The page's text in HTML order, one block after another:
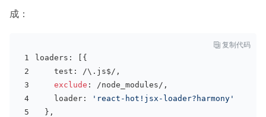
成：
 复制代码
loaders: [{
    test:
/\.js$/ ,
exclude : /node_modules/ ,
    loader:
'react-hot!jsx-loader?harmony'
  },